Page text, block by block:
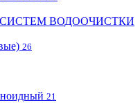
ВОДООЧИСТКИ
26
21